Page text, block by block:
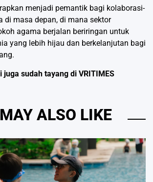
menjadi pemantik bagi kolaborasi-
di masa depan, di mana sektor
agama berjalan beriringan untuk
yang lebih hijau dan berkelanjutan bagi
juga sudah tayang di VRITIMES
ALSO LIKE